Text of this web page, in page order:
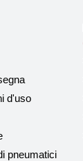
d'uso
pneumatici